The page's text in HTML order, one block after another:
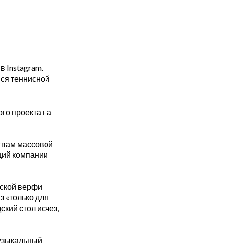
Instagram.
теннисной
проекта на
массовой
компании
верфи
«только для
стол исчез,